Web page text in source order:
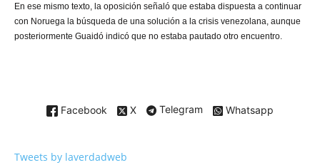
En ese mismo texto, la oposición señaló que estaba dispuesta a continuar
con Noruega la búsqueda de una solución a la crisis venezolana, aunque
posteriormente Guaidó indicó que no estaba pautado otro encuentro.
Facebook X Telegram Whatsapp
Tweets by laverdadweb